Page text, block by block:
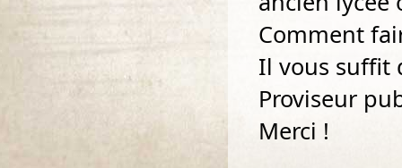
Comment
Il vous suffit
Proviseur
Merci !